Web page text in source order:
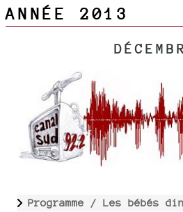
ANNÉE 2013
Programme / Les bébés